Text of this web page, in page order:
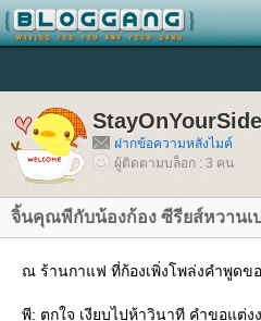
StayOnYourSide
ฝากข้อความหลังไมค์
ผู้ติดตามบล็อก : 3 คน
จิ้นคุณพีกับน้องก้อง ซีรียส์หวานเ
ณ ร้านกาแฟ ที่ก้องเพิ่งโพล่งคำพูดข
พี: ตกใจ เงียบไปห้าวินาที คำขอแต่ง